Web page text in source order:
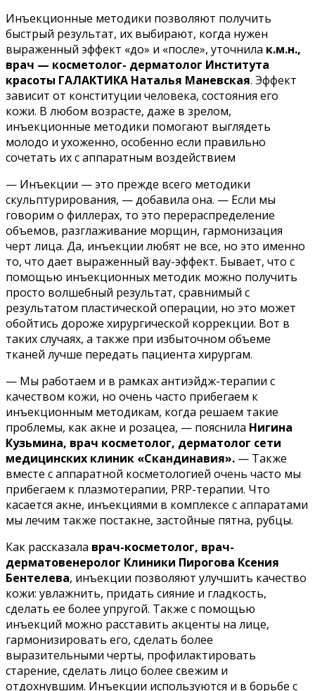
Инъекционные методики позволяют получить
быстрый результат, их выбирают, когда нужен
выраженный эффект «до» и «после», уточнила к.м.н.,
врач — косметолог- дерматолог Института
красоты ГАЛАКТИКА Наталья Маневская. Эффект
зависит от конституции человека, состояния его
кожи. В любом возрасте, даже в зрелом,
инъекционные методики помогают выглядеть
молодо и ухоженно, особенно если правильно
сочетать их с аппаратным воздействием
— Инъекции — это прежде всего методики
скульптурирования, — добавила она. — Если мы
говорим о филлерах, то это перераспределение
объемов, разглаживание морщин, гармонизация
черт лица. Да, инъекции любят не все, но это именно
то, что дает выраженный вау-эффект. Бывает, что с
помощью инъекционных методик можно получить
просто волшебный результат, сравнимый с
результатом пластической операции, но это может
обойтись дороже хирургической коррекции. Вот в
таких случаях, а также при избыточном объеме
тканей лучше передать пациента хирургам.
— Мы работаем и в рамках антиэйдж-терапии с
качеством кожи, но очень часто прибегаем к
инъекционным методикам, когда решаем такие
проблемы, как акне и розацеа, — пояснила Нигина
Кузьмина, врач косметолог, дерматолог сети
медицинских клиник «Скандинавия». — Также
вместе с аппаратной косметологией очень часто мы
прибегаем к плазмотерапии, PRP-терапии. Что
касается акне, инъекциями в комплексе с аппаратами
мы лечим также постакне, застойные пятна, рубцы.
Как рассказала врач-косметолог, врач-
дерматовенеролог Клиники Пирогова Ксения
Бентелева, инъекции позволяют улучшить качество
кожи: увлажнить, придать сияние и гладкость,
сделать ее более упругой. Также с помощью
инъекций можно расставить акценты на лице,
гармонизировать его, сделать более
выразительными черты, профилактировать
старение, сделать лицо более свежим и
отдохнувшим. Инъекции используются и в борьбе с